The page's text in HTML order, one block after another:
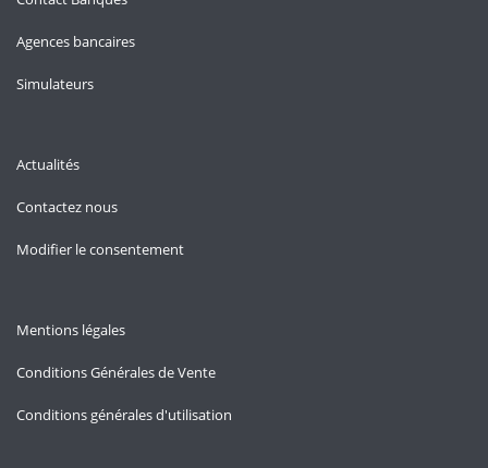
Agences bancaires
Simulateurs
Actualités
Contactez nous
Modifier le consentement
Mentions légales
Conditions Générales de Vente
Conditions générales d'utilisation